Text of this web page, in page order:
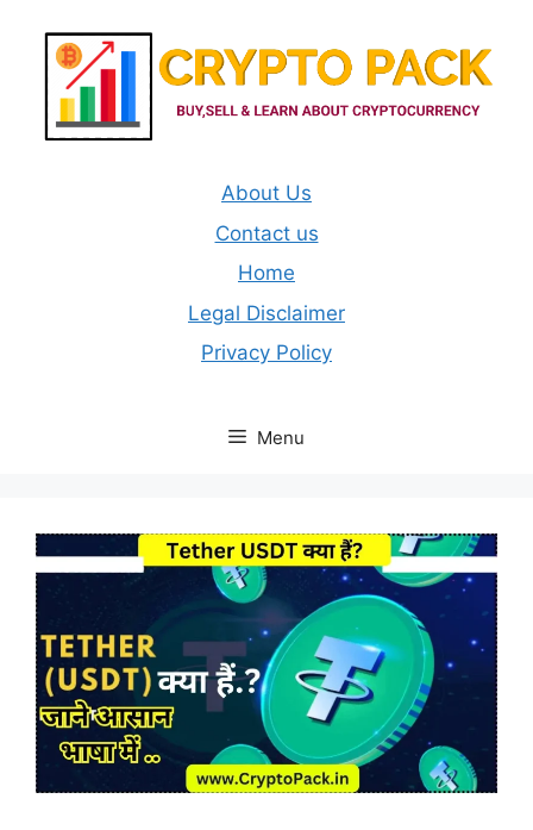
content
About Us
Contact us
Home
Legal Disclaimer
Privacy Policy
Menu